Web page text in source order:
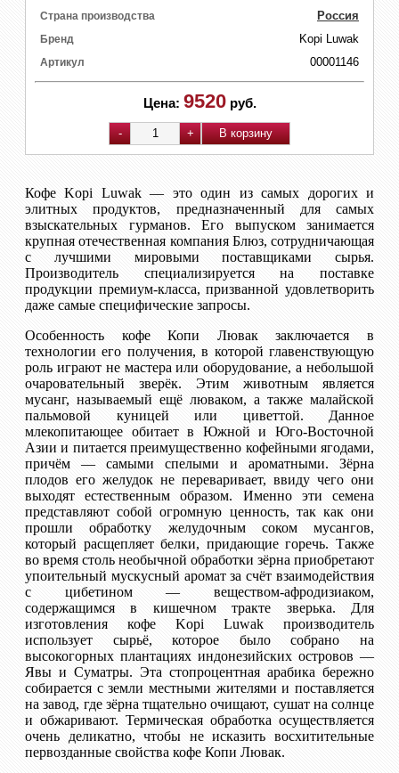
Страна производства Россия
Бренд Kopi Luwak
Артикул 00001146
Цена: 9520 руб.
Кофе Kopi Luwak — это один из самых дорогих и
элитных продуктов, предназначенный для самых
взыскательных гурманов. Его выпуском занимается
крупная отечественная компания Блюз, сотрудничающая
с лучшими мировыми поставщиками сырья.
Производитель специализируется на поставке
продукции премиум-класса, призванной удовлетворить
даже самые специфические запросы.
Особенность кофе Копи Лювак заключается в
технологии его получения, в которой главенствующую
роль играют не мастера или оборудование, а небольшой
очаровательный зверёк. Этим животным является
мусанг, называемый ещё люваком, а также малайской
пальмовой куницей или циветтой. Данное
млекопитающее обитает в Южной и Юго-Восточной
Азии и питается преимущественно кофейными ягодами,
причём — самыми спелыми и ароматными. Зёрна
плодов его желудок не переваривает, ввиду чего они
выходят естественным образом. Именно эти семена
представляют собой огромную ценность, так как они
прошли обработку желудочным соком мусангов,
который расщепляет белки, придающие горечь. Также
во время столь необычной обработки зёрна приобретают
упоительный мускусный аромат за счёт взаимодействия
с цибетином — веществом-афродизиаком,
содержащимся в кишечном тракте зверька. Для
изготовления кофе Kopi Luwak производитель
использует сырьё, которое было собрано на
высокогорных плантациях индонезийских островов —
Явы и Суматры. Эта стопроцентная арабика бережно
собирается с земли местными жителями и поставляется
на завод, где зёрна тщательно очищают, сушат на солнце
и обжаривают. Термическая обработка осуществляется
очень деликатно, чтобы не исказить восхитительные
первозданные свойства кофе Копи Лювак.